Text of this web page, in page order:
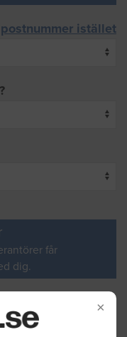
×
istället
får
dig.